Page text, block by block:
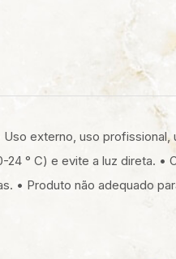
externo, uso profissional,
° C) e evite a luz direta. •
• Produto não adequado